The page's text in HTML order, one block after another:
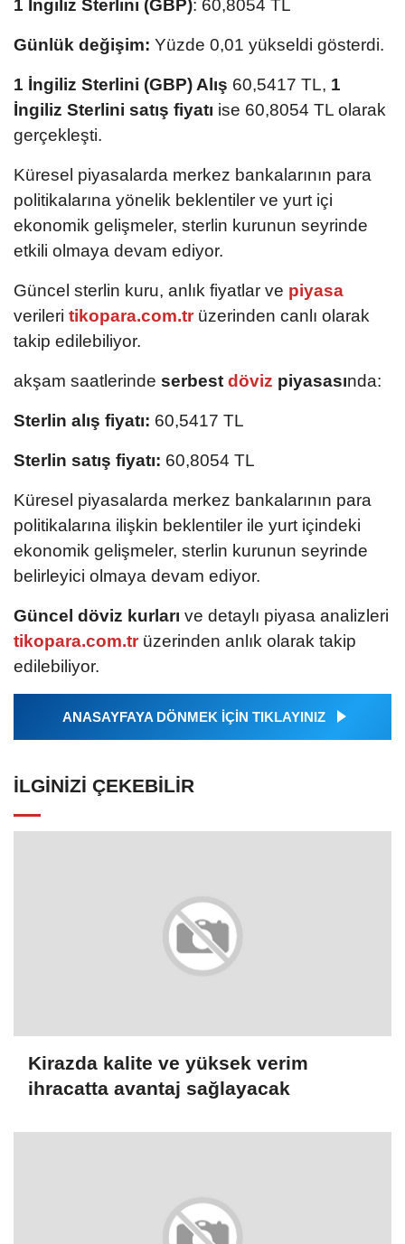
1 İngiliz Sterlini (GBP): 60,8054 TL
Günlük değişim: Yüzde 0,01 yükseldi gösterdi.
1 İngiliz Sterlini (GBP) Alış 60,5417 TL, 1
İngiliz Sterlini satış fiyatı ise 60,8054 TL olarak
gerçekleşti.
Küresel piyasalarda merkez bankalarının para
politikalarına yönelik beklentiler ve yurt içi
ekonomik gelişmeler, sterlin kurunun seyrinde
etkili olmaya devam ediyor.
Güncel sterlin kuru, anlık fiyatlar ve piyasa
verileri tikopara.com.trüzerinden canlı olarak
takip edilebiliyor.
akşam saatlerinde serbest döviz piyasasında:
Sterlin alış fiyatı: 60,5417 TL
Sterlin satış fiyatı: 60,8054 TL
Küresel piyasalarda merkez bankalarının para
politikalarına ilişkin beklentiler ile yurt içindeki
ekonomik gelişmeler, sterlin kurunun seyrinde
belirleyici olmaya devam ediyor.
Güncel döviz kurları ve detaylı piyasa analizleri
tikopara.com.trüzerinden anlık olarak takip
edilebiliyor.
ANASAYFAYA DÖNMEK İÇİN TIKLAYINIZ
İLGINIZI ÇEKEBILIR
Kirazda kalite ve yüksek verim
ihracatta avantaj sağlayacak